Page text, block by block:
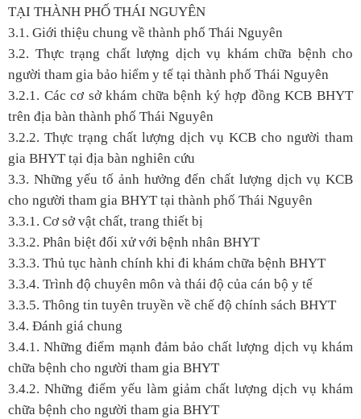
TẠI THÀNH PHỐ THÁI NGUYÊN
3.1. Giới thiệu chung về thành phố Thái Nguyên
3.2. Thực trạng chất lượng dịch vụ khám chữa bệnh cho
người tham gia bảo hiểm y tế tại thành phố Thái Nguyên
3.2.1. Các cơ sở khám chữa bệnh ký hợp đồng KCB BHYT
trên địa bàn thành phố Thái Nguyên
3.2.2. Thực trạng chất lượng dịch vụ KCB cho người tham
gia BHYT tại địa bàn nghiên cứu
3.3. Những yếu tố ảnh hưởng đến chất lượng dịch vụ KCB
cho người tham gia BHYT tại thành phố Thái Nguyên
3.3.1. Cơ sở vật chất, trang thiết bị
3.3.2. Phân biệt đối xử với bệnh nhân BHYT
3.3.3. Thủ tục hành chính khi đi khám chữa bệnh BHYT
3.3.4. Trình độ chuyên môn và thái độ của cán bộ y tế
3.3.5. Thông tin tuyên truyền về chế độ chính sách BHYT
3.4. Đánh giá chung
3.4.1. Những điểm mạnh đảm bảo chất lượng dịch vụ khám
chữa bệnh cho người tham gia BHYT
3.4.2. Những điểm yếu làm giảm chất lượng dịch vụ khám
chữa bệnh cho người tham gia BHYT